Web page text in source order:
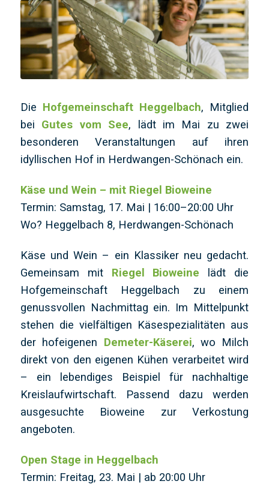
Die Hofgemeinschaft Heggelbach, Mitglied
bei Gutes vom See, lädt im Mai zu zwei
besonderen Veranstaltungen auf ihren
idyllischen Hof in Herdwangen-Schönach ein.
Käse und Wein – mit Riegel Bioweine
Termin: Samstag, 17. Mai | 16:00–20:00 Uhr
Wo? Heggelbach 8, Herdwangen-Schönach
Käse und Wein – ein Klassiker neu gedacht.
Gemeinsam mit Riegel Bioweine lädt die
Hofgemeinschaft Heggelbach zu einem
genussvollen Nachmittag ein. Im Mittelpunkt
stehen die vielfältigen Käsespezialitäten aus
der hofeigenen Demeter-Käserei, wo Milch
direkt von den eigenen Kühen verarbeitet wird
– ein lebendiges Beispiel für nachhaltige
Kreislaufwirtschaft. Passend dazu werden
ausgesuchte Bioweine zur Verkostung
angeboten.
Open Stage in Heggelbach
Termin: Freitag, 23. Mai | ab 20:00 Uhr